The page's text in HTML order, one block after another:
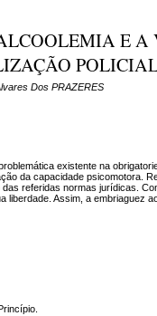
E
Dos PRAZERES
existente na
da capacidade psicomotora.
referidas normas jurídicas.
liberdade. Assim, a embriaguez